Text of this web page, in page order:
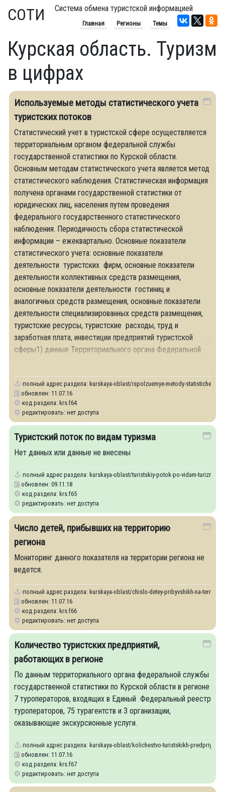
СОТИ Система обмена туристской информацией
Главная Регионы Темы
Курская область. Туризм
в цифрах
Используемые методы статистического учета
туристских потоков
Статистический учет в туристской сфере осуществляется
территориальным органом федеральной службы
государственной статистики по Курской области.
Основным методам статистического учета является метод
статистического наблюдения. Статистическая информация
получена органами государственной статистики от
юридических лиц, населения путем проведения
федерального государственного статистического
наблюдения. Периодичность сбора статистической
информации – ежеквартально. Основные показатели
статистического учета: основные показатели
деятельности туристских фирм, основные показатели
деятельности коллективных средств размещения,
основные показатели деятельности гостиниц и
аналогичных средств размещения, основные показатели
деятельности специализированных средств размещения,
туристские ресурсы, туристские расходы, труд и
заработная плата, инвестиции предприятий туристской
сферы1) данные Территориального органа Федеральной
полный адрес раздела: kurskaya-oblast/ispolzuemye-metody-
обновлен: 11.07.16
код раздела: krs.f64
редактировать: нет доступа
Туристский поток по видам туризма
Нет данных или данные не внесены
полный адрес раздела: kurskaya-oblast/turistskiy-potok-po-vidam-turizma
обновлен: 09.11.18
код раздела: krs.f65
редактировать: нет доступа
Число детей, прибывших на территорию
региона
Мониторинг данного показателя на территории региона не
ведется.
полный адрес раздела: kurskaya-oblast/chislo-detey-pribyvshikh-na-
обновлен: 11.07.16
код раздела: krs.f66
редактировать: нет доступа
Количество туристских предприятий,
работающих в регионе
По данным территориального органа федеральной службы
государственной статистики по Курской области в регионе
7 туроператоров, входящих в Единый Федеральный реестр
туроператоров, 75 турагентств и 3 организации,
оказывающие экскурсионные услуги.
полный адрес раздела: kurskaya-oblast/kolichestvo-turistskikh-predpriyatiy-
обновлен: 11.07.16
код раздела: krs.f67
редактировать: нет доступа